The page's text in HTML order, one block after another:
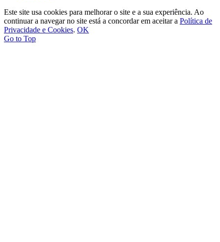
Este site usa cookies para melhorar o site e a sua experiência. Ao
continuar a navegar no site está a concordar em aceitar a Política de
Privacidade e Cookies. OK
Go to Top